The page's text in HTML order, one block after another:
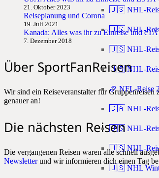
🇺🇸 NHL-Reise
🇺🇸 NHL-Reise
🇺🇸 NHL-
🇺🇸 NHL-
🏈 NFL-Reise
🇨🇦 NHL-
🇺🇸 NHL-
🇺🇸 NHL-
🇺🇸 NHL
21. Oktober 2023
Reiseplanung und Corona
19. Juli 2021
Kanada: Alles was ihr zu Einreise und eTA
7. Dezember 2018
Über SportFanReisen
Wir sind ein Reiseveranstalter für
genauer an!
Die nächsten Reisen
Die vergangenen Reisen waren alle schnell
Newsletterund wir informieren dich einen Tag